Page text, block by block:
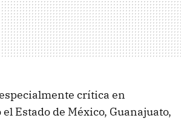
crítica en
Estado de México, Guanajuato,